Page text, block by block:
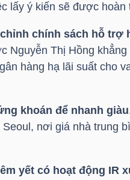
lấy ý kiến sẽ được hoàn
chính sách hỗ trợ
Nguyễn Thị Hồng
hàng hạ lãi suất cho
khoán để nhanh giàu
nơi giá nhà trung
yết có hoạt động IR